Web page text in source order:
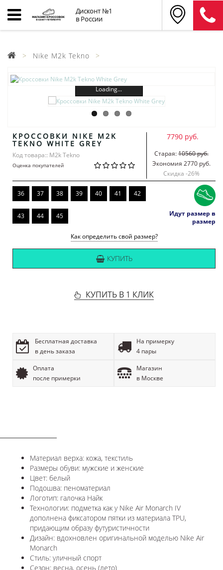
Дисконт №1
в России
Nike M2k Tekno
Loading...
КРОССОВКИ NIKE M2K
TEKNO WHITE GREY
Код товара:: M2k Tekno
Оценка покупателей
7790 руб.
Старая:10560 руб.
Экономия 2770 руб.
Скидка -26%
36 37 38 39 40 41 42
43 44 45
Идут размер в
размер
Как определить свой размер?
КУПИТЬ
КУПИТЬ В 1 КЛИК
Бесплатная доставка
в день заказа
На примерку
4 пары
Оплата
после примерки
Магазин
в Москве
Материал верха: кожа, текстиль
Размеры обуви: мужские и женские
Цвет: белый
Подошва: пеноматериал
Логотип: галочка Найк
Технологии: подметка как у Nike Air Monarch IV
дополнена фиксатором пятки из материала TPU,
придающим образу футуристичности
Дизайн: вдохновлен оригинальной моделью Nike Air
Monarch
Стиль: уличный спорт
Сезон: весна, осень (лето)